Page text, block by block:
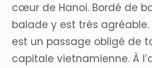
cœur de Hanoi. Bordé de
balade y est très
est un passage obligé de
capitale vietnamienne. À